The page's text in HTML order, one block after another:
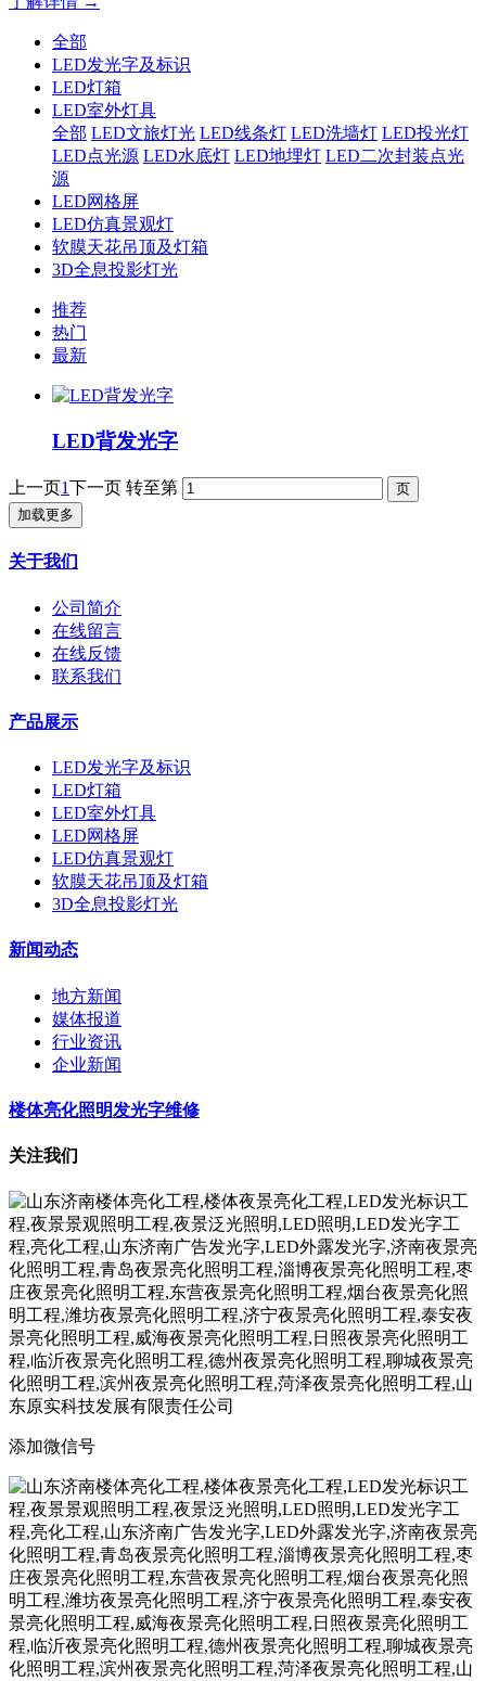
全部
LED发光字及标识
LED灯箱
LED室外灯具
全部 LED文旅灯光 LED线条灯 LED洗墙灯 LED投光灯
LED点光源 LED水底灯 LED地埋灯 LED二次封装点光
源
LED网格屏
LED仿真景观灯
软膜天花吊顶及灯箱
3D全息投影灯光
推荐
热门
最新
LED背发光字
上一页1下一页 转至第
加载更多
关于我们
公司简介
在线留言
在线反馈
联系我们
产品展示
LED发光字及标识
LED灯箱
LED室外灯具
LED网格屏
LED仿真景观灯
软膜天花吊顶及灯箱
3D全息投影灯光
新闻动态
地方新闻
媒体报道
行业资讯
企业新闻
楼体亮化照明发光字维修
关注我们
添加微信号